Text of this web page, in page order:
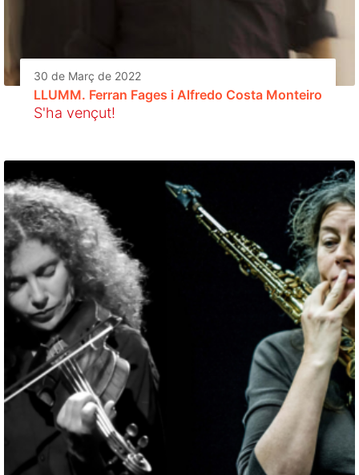
30 de Març de 2022
LLUMM. Ferran Fages i Alfredo Costa Monteiro
S'ha vençut!